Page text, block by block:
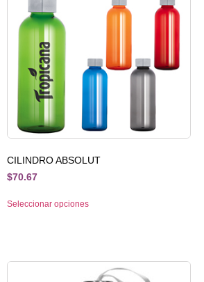
CILINDRO ABSOLUT
$70.67
Seleccionar opciones